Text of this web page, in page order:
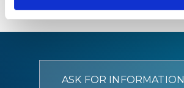
ASK FOR INFORMATION